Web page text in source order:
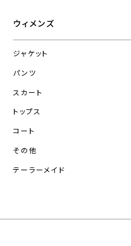
ウィメンズ
ジャケット
パンツ
スカート
トップス
コート
その他
テーラーメイド